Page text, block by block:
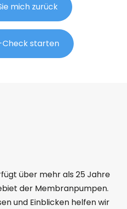
mich zurück
starten
über mehr als 25 Jahre
der Membranpumpen.
und Einblicken helfen wir